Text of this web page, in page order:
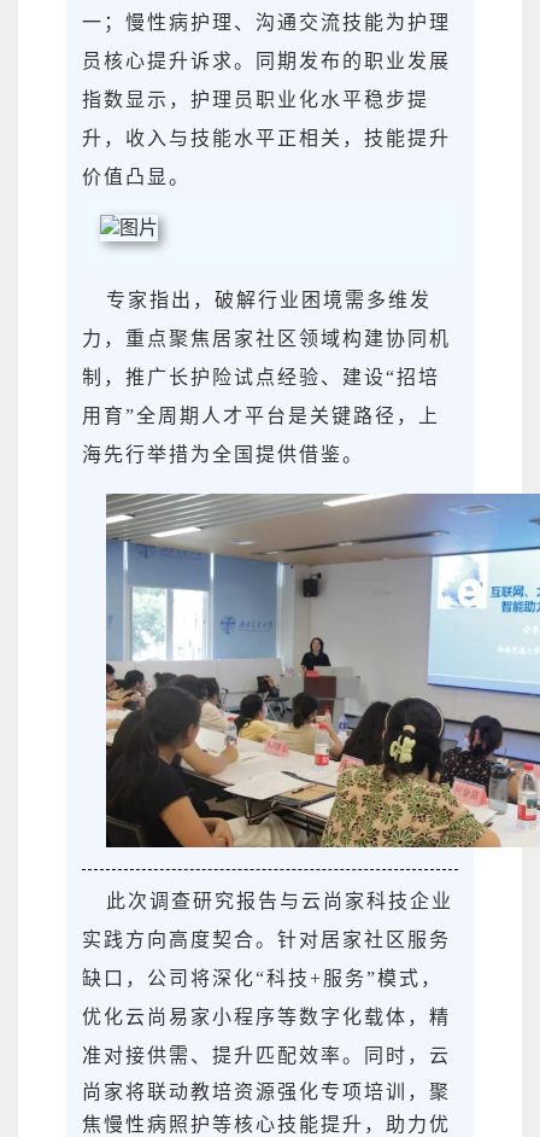
一；慢性病护理、沟通交流技能为护理
员核心提升诉求。同期发布的职业发展
指数显示，护理员职业化水平稳步提
升，收入与技能水平正相关，技能提升
价值凸显。
专家指出，破解行业困境需多维发
力，重点聚焦居家社区领域构建协同机
制，推广长护险试点经验、建设“招培
用育”全周期人才平台是关键路径，上
海先行举措为全国提供借鉴。
此次调查研究报告与云尚家科技企业
实践方向高度契合。针对居家社区服务
缺口，公司将深化“科技+服务”模式，
优化云尚易家小程序等数字化载体，精
准对接供需、提升匹配效率。
同时，云
尚家将联动教培资源强化专项培训，聚
焦慢性病照护等核心技能提升，助力优